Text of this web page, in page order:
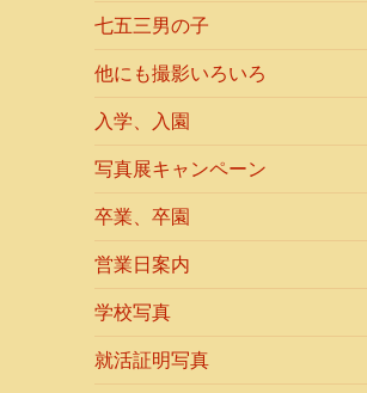
七五三男の子
他にも撮影いろいろ
入学、入園
写真展キャンペーン
卒業、卒園
営業日案内
学校写真
就活証明写真